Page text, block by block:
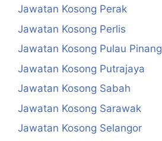
Jawatan Kosong Perak
Jawatan Kosong Perlis
Jawatan Kosong Pulau Pinang
Jawatan Kosong Putrajaya
Jawatan Kosong Sabah
Jawatan Kosong Sarawak
Jawatan Kosong Selangor